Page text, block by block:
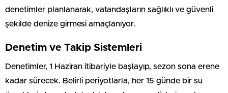
denetimler planlanarak, vatandaşların sağlıklı ve güvenli
şekilde denize girmesi amaçlanıyor.
Denetim ve Takip Sistemleri
Denetimler, 1 Haziran itibariyle başlayıp, sezon sona erene
kadar sürecek. Belirli periyotlarla, her 15 günde bir su